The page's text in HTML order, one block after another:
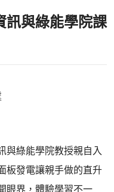
訊與綠能學院課
與綠能學院教授親自入
板發電讓親手做的直升
眼界，體驗學習不一